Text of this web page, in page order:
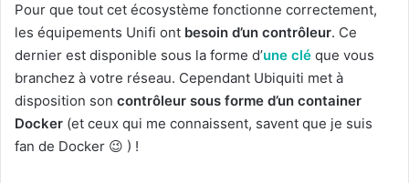
Pour que tout cet écosystème fonctionne correctement,
les équipements Unifi ont besoin d’un contrôleur. Ce
dernier est disponible sous la forme d’une clé que vous
branchez à votre réseau. Cependant Ubiquiti met à
disposition son contrôleur sous forme d’un container
Docker (et ceux qui me connaissent, savent que je suis
fan de Docker 😉 ) !